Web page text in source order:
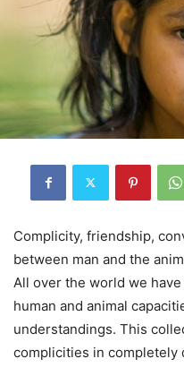
Complicity, friendship,
between man and the
All over the world we
human and animal
understandings. This
complicities in completely